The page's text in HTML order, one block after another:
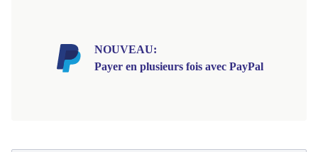
NOUVEAU:
Payer en plusieurs fois avec PayPal